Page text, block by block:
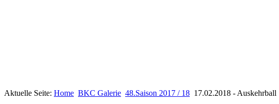
Aktuelle Seite: Home BKC Galerie 48.Saison 2017 / 18 17.02.2018 - Auskehrball